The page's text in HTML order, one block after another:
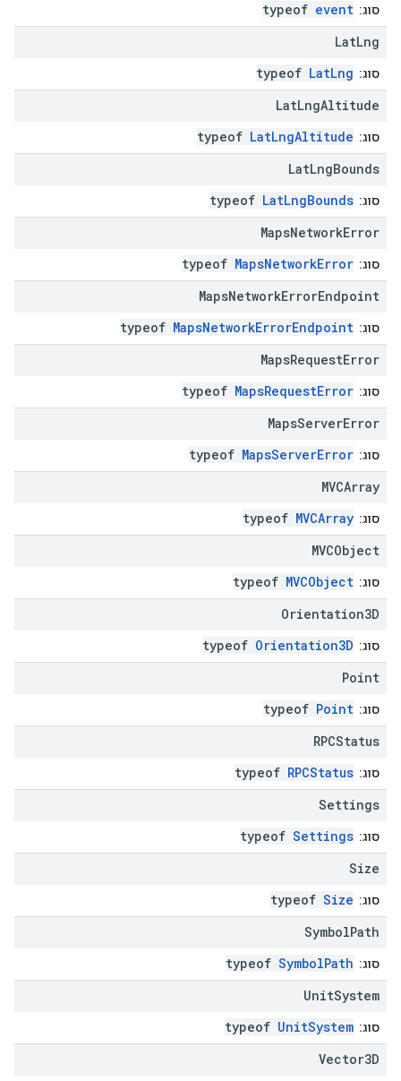
סוג: typeof event
LatLng
סוג: typeof LatLng
LatLngAltitude
סוג: typeof LatLngAltitude
LatLngBounds
סוג: typeof LatLngBounds
MapsNetworkError
סוג: typeof MapsNetworkError
MapsNetworkErrorEndpoint
סוג: typeof MapsNetworkErrorEndpoint
MapsRequestError
סוג: typeof MapsRequestError
MapsServerError
סוג: typeof MapsServerError
MVCArray
סוג: typeof MVCArray
MVCObject
סוג: typeof MVCObject
Orientation3D
סוג: typeof Orientation3D
Point
סוג: typeof Point
RPCStatus
סוג: typeof RPCStatus
Settings
סוג: typeof Settings
Size
סוג: typeof Size
SymbolPath
סוג: typeof SymbolPath
UnitSystem
סוג: typeof UnitSystem
Vector3D